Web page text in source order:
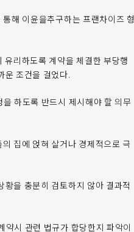
해 이윤을추구하는 프랜차이즈 형
리하도록 계약을 체결한 부당행
운 조건을 걸었다.
하도록 반드시 제시해야 할 의무
집에 얹혀 살거나 경제적으로 극
을 충분히 검토하지 않아 결과적
시 관련 법규가 합당한지 파악이